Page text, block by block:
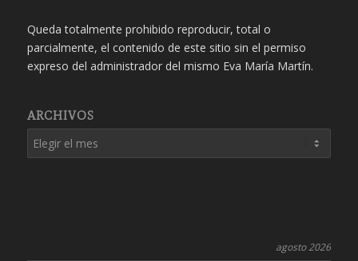
Queda totalmente prohibido reproducir, total o
parcialmente, el contenido de este sitio sin el permiso
expreso del administrador del mismo Eva María Martín.
ARCHIVOS
agosto 2026